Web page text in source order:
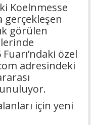
Koelnmesse
gerçekleşen
görülen
özel
adresindeki
için yeni